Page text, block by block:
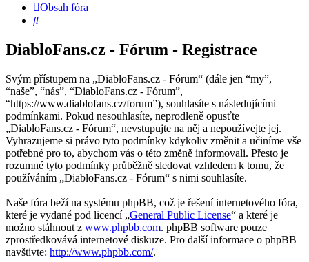
Obsah fóra
Hledat
DiabloFans.cz - Fórum - Registrace
Svým přístupem na „DiabloFans.cz - Fórum“ (dále jen “my”,
“naše”, “nás”, “DiabloFans.cz - Fórum”,
“https://www.diablofans.cz/forum”), souhlasíte s následujícími
podmínkami. Pokud nesouhlasíte, neprodleně opusťte
„DiabloFans.cz - Fórum“, nevstupujte na něj a nepoužívejte jej.
Vyhrazujeme si právo tyto podmínky kdykoliv změnit a učiníme vše
potřebné pro to, abychom vás o této změně informovali. Přesto je
rozumné tyto podmínky průběžně sledovat vzhledem k tomu, že
používáním „DiabloFans.cz - Fórum“ s nimi souhlasíte.
Naše fóra beží na systému phpBB, což je řešení internetového fóra,
které je vydané pod licencí „General Public License“ a které je
možno stáhnout z www.phpbb.com. phpBB software pouze
zprostředkovává internetové diskuze. Pro další informace o phpBB
navštivte: http://www.phpbb.com/.